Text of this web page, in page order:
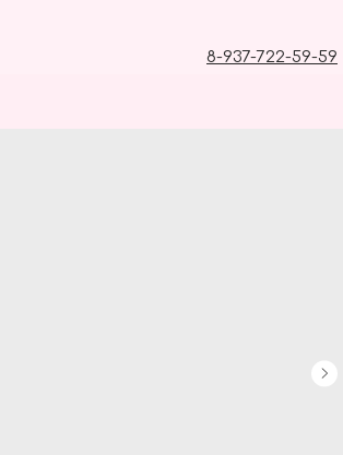
8-937-722-59-59